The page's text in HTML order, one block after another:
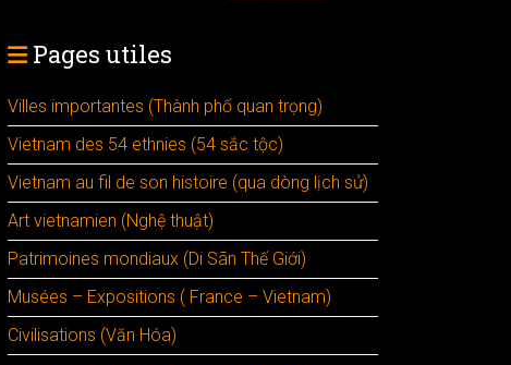
Pages utiles
Villes importantes (Thành phố quan trọng)
Vietnam des 54 ethnies (54 sắc tộc)
Vietnam au fil de son histoire (qua dòng lịch sử)
Art vietnamien (Nghệ thuật)
Patrimoines mondiaux (Di Sãn Thế Giới)
Musées – Expositions ( France – Vietnam)
Civilisations (Văn Hóa)